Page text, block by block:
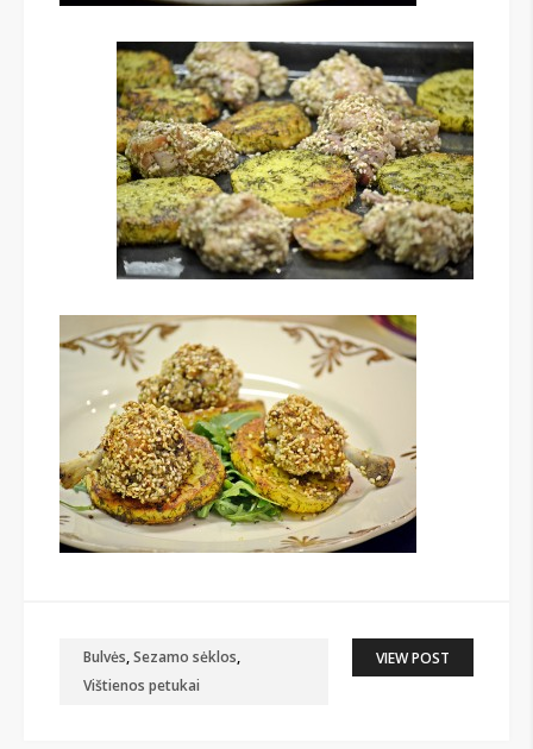
Bulvės,Sezamo sėklos,
Vištienos petukai
VIEW POST